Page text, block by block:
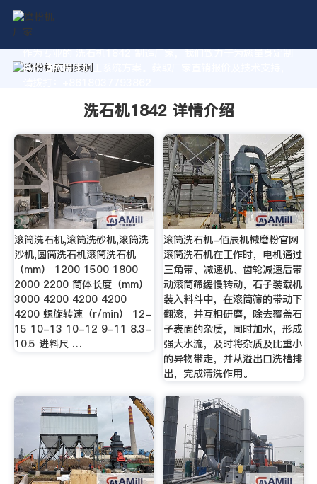
作为专业的 洗石机1842 制造厂家，我们致力于为您量身定制
高价值的粉体加工系统方案。获取厂家直销报价及技术支持，
洗石机1842 详情介绍
滚筒洗石机,滚筒洗砂机,滚筒洗
沙机,圆筒洗石机滚筒洗石机
（mm） 1200 1500 1800
2000 2200 筒体长度（mm）
3000 4200 4200 4200
4200 螺旋转速（r/min） 12-
15 10-13 10-12 9-11 8.3-
10.5 进料尺 …
滚筒洗石机-佰辰机械磨粉官网
滚筒洗石机在工作时，电机通过
三角带、减速机、齿轮减速后带
动滚筒筛缓慢转动，石子装载机
装入料斗中，在滚筒筛的带动下
翻滚，并互相研磨，除去覆盖石
子表面的杂质，同时加水，形成
强大水流，及时将杂质及比重小
的异物带走，并从溢出口洗槽排
出，完成清洗作用。